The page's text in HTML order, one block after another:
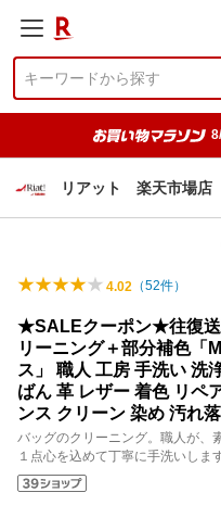
リアット 楽天市場店
4.02 （52件）
★SALEクーポン★往復
リーニング＋部分補色「
ス」 職人 工房 手洗い 洗
ばん 革 レザー 着色 リペ
ンス クリーン 染め 汚れ
バッグのクリーニング。職人が、
１点心を込めて丁寧に手洗いします